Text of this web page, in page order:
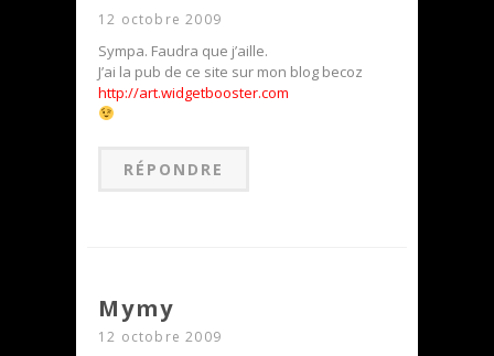
12 octobre 2009
Sympa. Faudra que j’aille.
J’ai la pub de ce site sur mon blog becoz
http://art.widgetbooster.com
RÉPONDRE
Mymy
12 octobre 2009